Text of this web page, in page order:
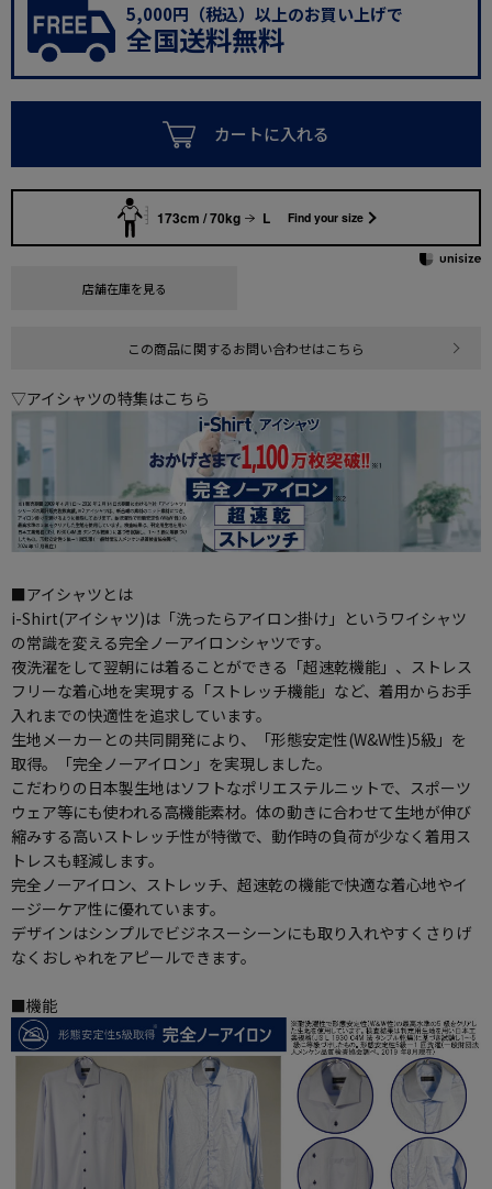
5,000円（税込）以上のお買い上げで
全国送料無料
カートに入れる
173cm / 70kg L Find your size
店舗在庫を見る
この商品に関するお問い合わせはこちら
▽アイシャツの特集はこちら
■アイシャツとは
i-Shirt(アイシャツ)は「洗ったらアイロン掛け」というワイシャツ
の常識を変える完全ノーアイロンシャツです。
夜洗濯をして翌朝には着ることができる「超速乾機能」、ストレス
フリーな着心地を実現する「ストレッチ機能」など、着用からお手
入れまでの快適性を追求しています。
生地メーカーとの共同開発により、「形態安定性(W&W性)5級」を
取得。「完全ノーアイロン」を実現しました。
こだわりの日本製生地はソフトなポリエステルニットで、スポーツ
ウェア等にも使われる高機能素材。体の動きに合わせて生地が伸び
縮みする高いストレッチ性が特徴で、動作時の負荷が少なく着用ス
トレスも軽減します。
完全ノーアイロン、ストレッチ、超速乾の機能で快適な着心地やイ
ージーケア性に優れています。
デザインはシンプルでビジネスーシーンにも取り入れやすくさりげ
なくおしゃれをアピールできます。
■機能